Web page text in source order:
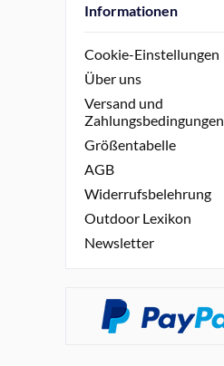
Informationen
Cookie-Einstellungen
Über uns
Versand und
Zahlungsbedingungen
Größentabelle
AGB
Widerrufsbelehrung
Outdoor Lexikon
Newsletter